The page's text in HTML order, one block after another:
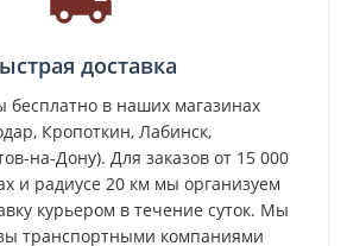
доставка
бесплатно в наших магазинах
Кропоткин, Лабинск,
на-Дону). Для заказов от 15 000
и радиусе 20 км мы организуем
курьером в течение суток. Мы
транспортными компаниями